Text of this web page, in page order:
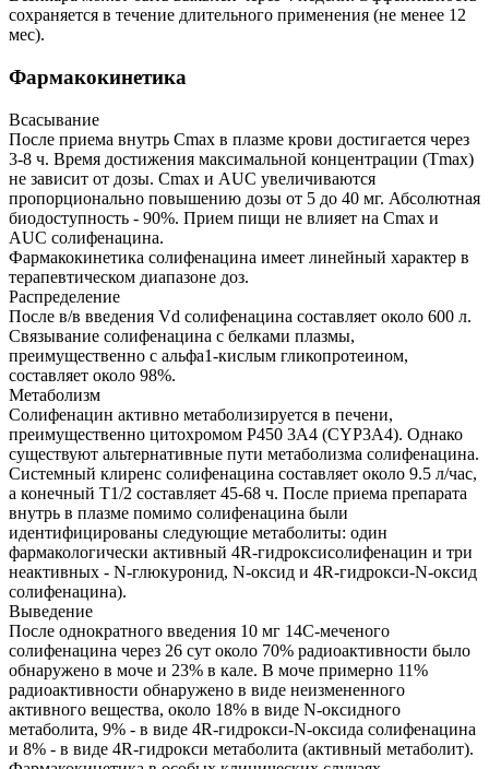
сохраняется в течение длительного применения (не менее 12
мес).
Фармакокинетика
Всасывание
После приема внутрь Сmах в плазме крови достигается через
3-8 ч. Время достижения максимальной концентрации (Tmax)
не зависит от дозы. Сmах и AUC увеличиваются
пропорционально повышению дозы от 5 до 40 мг. Абсолютная
биодоступность - 90%. Прием пищи не влияет на Сmах и
AUC солифенацина.
Фармакокинетика солифенацина имеет линейный характер в
терапевтическом диапазоне доз.
Распределение
После в/в введения Vd солифенацина составляет около 600 л.
Связывание солифенацина с белками плазмы,
преимущественно с альфа1-кислым гликопротеином,
составляет около 98%.
Метаболизм
Солифенацин активно метаболизируется в печени,
преимущественно цитохромом P450 3A4 (CYP3A4). Однако
существуют альтернативные пути метаболизма солифенацина.
Системный клиренс солифенацина составляет около 9.5 л/час,
а конечный T1/2 составляет 45-68 ч. После приема препарата
внутрь в плазме помимо солифенацина были
идентифицированы следующие метаболиты: один
фармакологически активный 4R-гидроксисолифенацин и три
неактивных - N-глюкуронид, N-оксид и 4R-гидрокси-N-оксид
солифенацина).
Выведение
После однократного введения 10 мг 14С-меченого
солифенацина через 26 сут около 70% радиоактивности было
обнаружено в моче и 23% в кале. В моче примерно 11%
радиоактивности обнаружено в виде неизмененного
активного вещества, около 18% в виде N-оксидного
метаболита, 9% - в виде 4R-гидрокси-N-оксида солифенацина
и 8% - в виде 4R-гидрокси метаболита (активный метаболит).